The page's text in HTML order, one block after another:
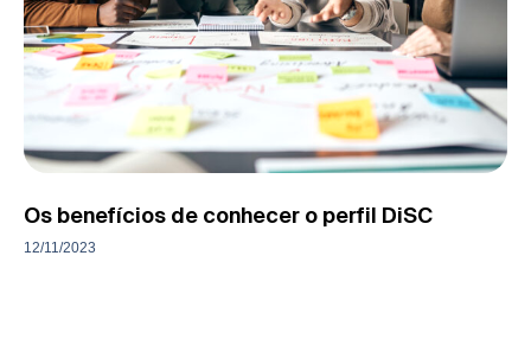
Os benefícios de conhecer o perfil DiSC
12/11/2023